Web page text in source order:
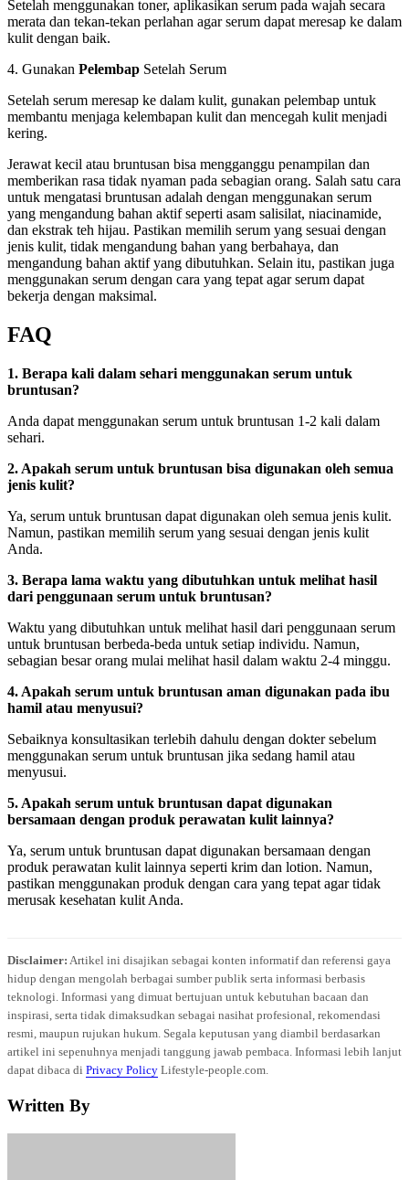
Setelah menggunakan toner, aplikasikan serum pada wajah secara
merata dan tekan-tekan perlahan agar serum dapat meresap ke dalam
kulit dengan baik.
4. Gunakan Pelembap Setelah Serum
Setelah serum meresap ke dalam kulit, gunakan pelembap untuk
membantu menjaga kelembapan kulit dan mencegah kulit menjadi
kering.
Jerawat kecil atau bruntusan bisa mengganggu penampilan dan
memberikan rasa tidak nyaman pada sebagian orang. Salah satu cara
untuk mengatasi bruntusan adalah dengan menggunakan serum
yang mengandung bahan aktif seperti asam salisilat, niacinamide,
dan ekstrak teh hijau. Pastikan memilih serum yang sesuai dengan
jenis kulit, tidak mengandung bahan yang berbahaya, dan
mengandung bahan aktif yang dibutuhkan. Selain itu, pastikan juga
menggunakan serum dengan cara yang tepat agar serum dapat
bekerja dengan maksimal.
FAQ
1. Berapa kali dalam sehari menggunakan serum untuk
bruntusan?
Anda dapat menggunakan serum untuk bruntusan 1-2 kali dalam
sehari.
2. Apakah serum untuk bruntusan bisa digunakan oleh semua
jenis kulit?
Ya, serum untuk bruntusan dapat digunakan oleh semua jenis kulit.
Namun, pastikan memilih serum yang sesuai dengan jenis kulit
Anda.
3. Berapa lama waktu yang dibutuhkan untuk melihat hasil
dari penggunaan serum untuk bruntusan?
Waktu yang dibutuhkan untuk melihat hasil dari penggunaan serum
untuk bruntusan berbeda-beda untuk setiap individu. Namun,
sebagian besar orang mulai melihat hasil dalam waktu 2-4 minggu.
4. Apakah serum untuk bruntusan aman digunakan pada ibu
hamil atau menyusui?
Sebaiknya konsultasikan terlebih dahulu dengan dokter sebelum
menggunakan serum untuk bruntusan jika sedang hamil atau
menyusui.
5. Apakah serum untuk bruntusan dapat digunakan
bersamaan dengan produk perawatan kulit lainnya?
Ya, serum untuk bruntusan dapat digunakan bersamaan dengan
produk perawatan kulit lainnya seperti krim dan lotion. Namun,
pastikan menggunakan produk dengan cara yang tepat agar tidak
merusak kesehatan kulit Anda.
Disclaimer: Artikel ini disajikan sebagai konten informatif dan referensi gaya
hidup dengan mengolah berbagai sumber publik serta informasi berbasis
teknologi. Informasi yang dimuat bertujuan untuk kebutuhan bacaan dan
inspirasi, serta tidak dimaksudkan sebagai nasihat profesional, rekomendasi
resmi, maupun rujukan hukum. Segala keputusan yang diambil berdasarkan
artikel ini sepenuhnya menjadi tanggung jawab pembaca. Informasi lebih lanjut
dapat dibaca di Privacy Policy Lifestyle-people.com.
Written By